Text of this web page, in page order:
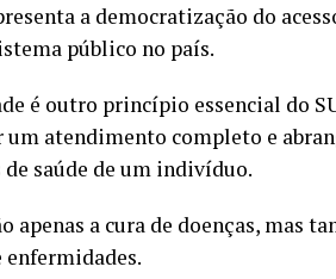
a democratização do
público no país.
é outro princípio essencial do
um atendimento completo e
de saúde de um indivíduo.
apenas a cura de doenças, mas
enfermidades.